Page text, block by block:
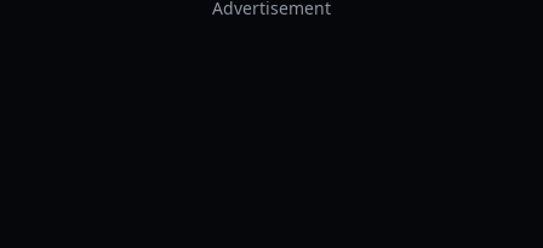
Advertisement